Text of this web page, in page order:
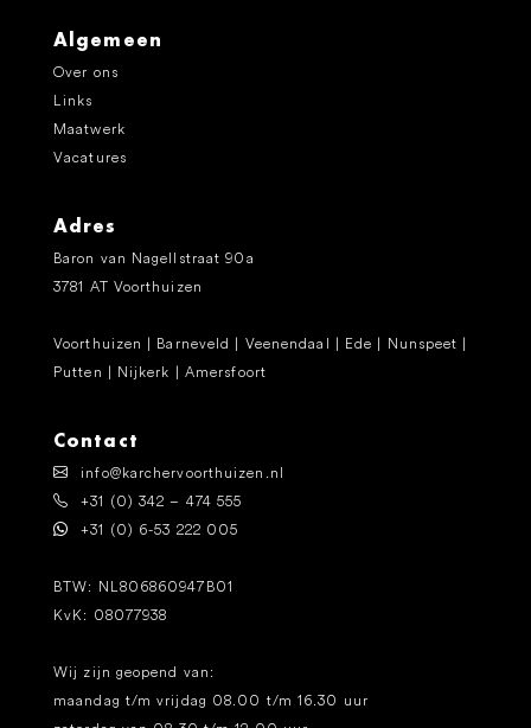
Algemeen
Over ons
Links
Maatwerk
Vacatures
Adres
Baron van Nagellstraat 90a
3781 AT Voorthuizen
Voorthuizen | Barneveld | Veenendaal | Ede | Nunspeet |
Putten | Nijkerk | Amersfoort
Contact
info@karchervoorthuizen.nl
+31 (0) 342 – 474 555
+31 (0) 6-53 222 005
BTW: NL806860947B01
KvK: 08077938
Wij zijn geopend van:
maandag t/m vrijdag 08.00 t/m 16.30 uur